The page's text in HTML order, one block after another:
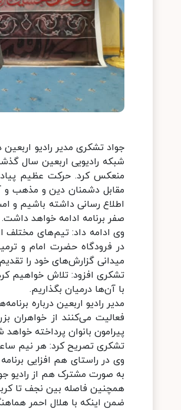
جواد تشکری مدیر رادیو
شبکه رادیویی اربعین سال
منعکس کرد. حرکت عظیم
مقابل دشمنان دین و مذهب و
اطلاع رسانی داشته باشیم و
صفر برنامه ادامه خواهد داشت.
وی ادامه داد: تیم‌های
در فرودگاه حضرت امام و
میدانی گزارش‌های خود را
تشکری افزود: تلاش خواهیم
با آن‌ها درمیان بگذاریم.
مدیر رادیو اربعین درباره
پیرامون بانوان پرداخته
تشکری تصریح کرد: هر نیم
وی در راستای هم افزایی
به صورت مشترک هم از رادیو
همچنین فاصله بین نجف تا کربلا در
ضمن اینکه با هلال احمر